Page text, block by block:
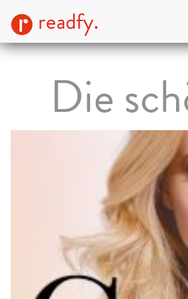
readfy.
Die